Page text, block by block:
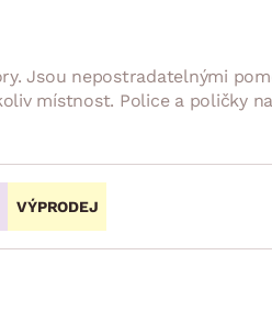
Jsou nepostradatelnými
místnost. Police a poličky
VÝPRODEJ